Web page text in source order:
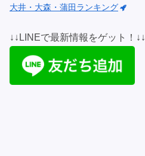
大井・大森・蒲田ランキング
↓↓LINEで最新情報をゲット！↓↓